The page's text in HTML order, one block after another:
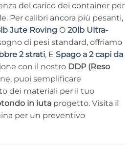
del carico dei container per
Per calibri ancora più pesanti,
Jute Roving O 20lb Ultra-
di pesi standard, offriamo
2 strati, E Spago a 2 capi da
con il nostro DDP (Reso
puoi semplificare
dei materiali per il tuo
in iuta progetto. Visita il
per un preventivo